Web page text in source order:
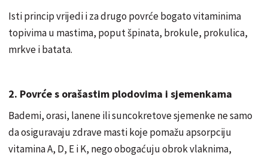
Isti princip vrijedi i za drugo povrće bogato vitaminima
topivima u mastima, poput špinata, brokule, prokulica,
mrkve i batata.
2. Povrće s orašastim plodovima i sjemenkama
Bademi, orasi, lanene ili suncokretove sjemenke ne samo
da osiguravaju zdrave masti koje pomažu apsorpciju
vitamina A, D, E i K, nego obogaćuju obrok vlaknima,